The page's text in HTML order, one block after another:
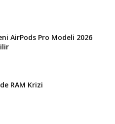
AirPods Pro Modeli 2026
RAM Krizi